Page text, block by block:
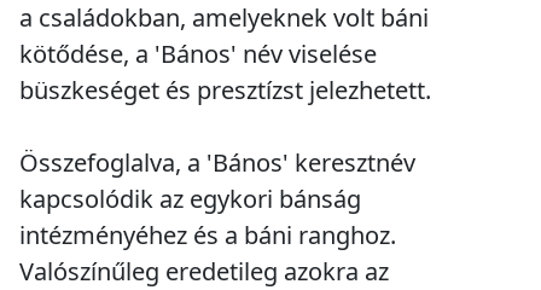
a családokban, amelyeknek volt báni
kötődése, a 'Bános' név viselése
büszkeséget és presztízst jelezhetett.
Összefoglalva, a 'Bános' keresztnév
kapcsolódik az egykori bánság
intézményéhez és a báni ranghoz.
Valószínűleg eredetileg azokra az